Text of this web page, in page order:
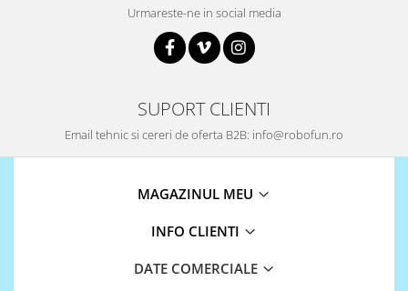
Urmareste-ne in social media
SUPORT CLIENTI
Email tehnic si cereri de oferta B2B: info@robofun.ro
MAGAZINUL MEU
INFO CLIENTI
DATE COMERCIALE